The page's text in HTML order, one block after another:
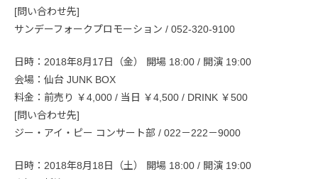
[問い合わせ先]
サンデーフォークプロモーション / 052-320-9100
日時：2018年8月17日（金） 開場 18:00 / 開演 19:00
会場：仙台 JUNK BOX
料金：前売り ￥4,000 / 当日 ￥4,500 / DRINK ￥500
[問い合わせ先]
ジー・アイ・ピー コンサート部 / 022－222－9000
日時：2018年8月18日（土） 開場 18:00 / 開演 19:00